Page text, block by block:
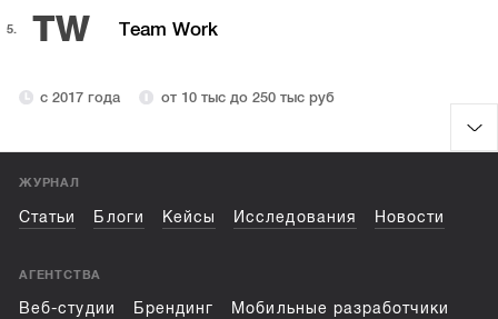
5. TW Team Work
с 2017 года от 10 тыс до 250 тыс руб
ЖУРНАЛ
Статьи Блоги Кейсы Исследования Новости
АГЕНТСТВА
Веб-студии Брендинг
Мобильные разработчики